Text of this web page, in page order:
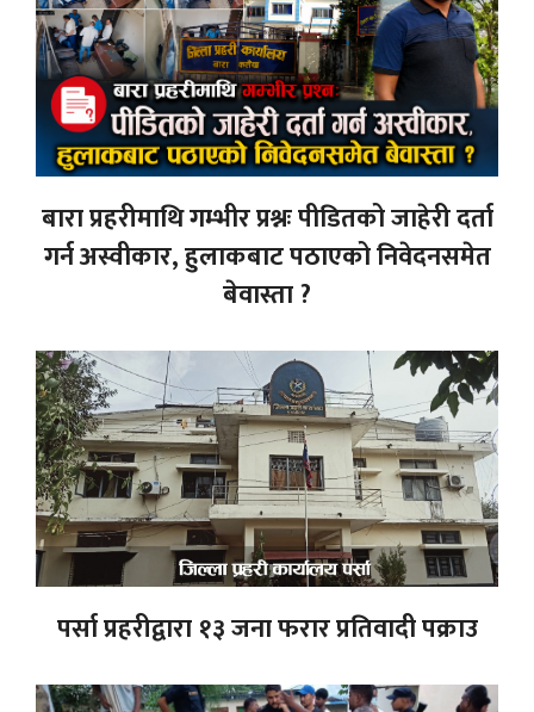
बारा प्रहरीमाथि गम्भीर प्रश्नः पीडितको जाहेरी दर्ता
गर्न अस्वीकार, हुलाकबाट पठाएको निवेदनसमेत
बेवास्ता ?
पर्सा प्रहरीद्वारा १३ जना फरार प्रतिवादी पक्राउ